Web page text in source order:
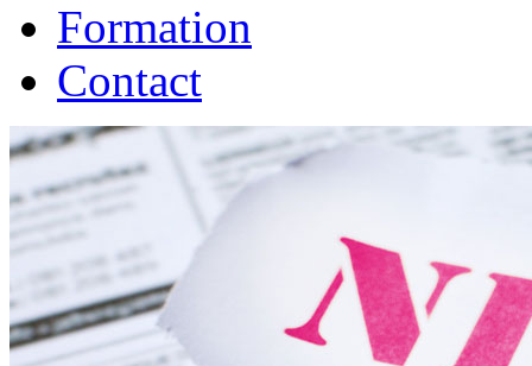
Formation
Contact